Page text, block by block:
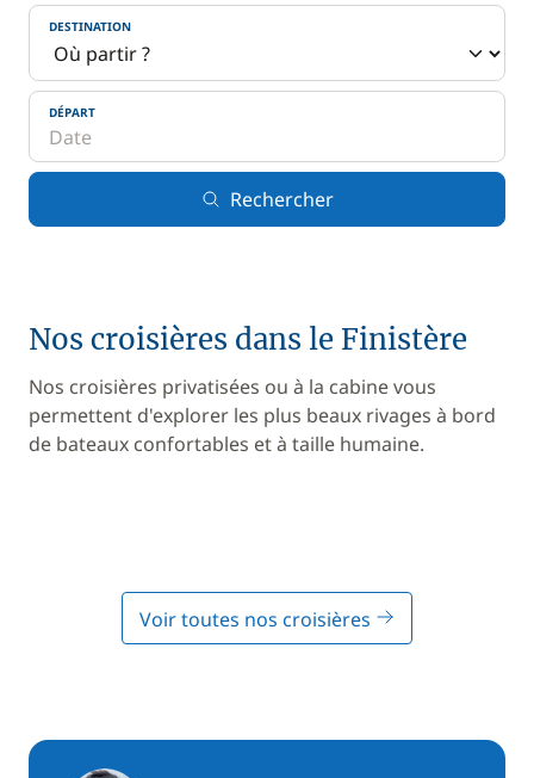
DESTINATION
DÉPART
Rechercher
Nos croisières dans le Finistère
Nos croisières privatisées ou à la cabine vous
permettent d'explorer les plus beaux rivages à bord
de bateaux confortables et à taille humaine.
Voir toutes nos croisières